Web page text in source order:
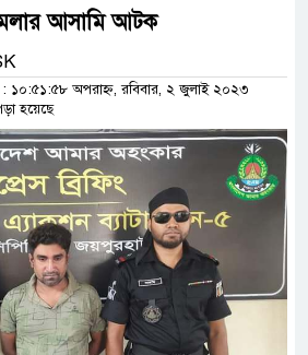
আসামি আটক
অপরাহ্ন, রবিবার, ২ জুলাই ২০২৩
হয়েছে